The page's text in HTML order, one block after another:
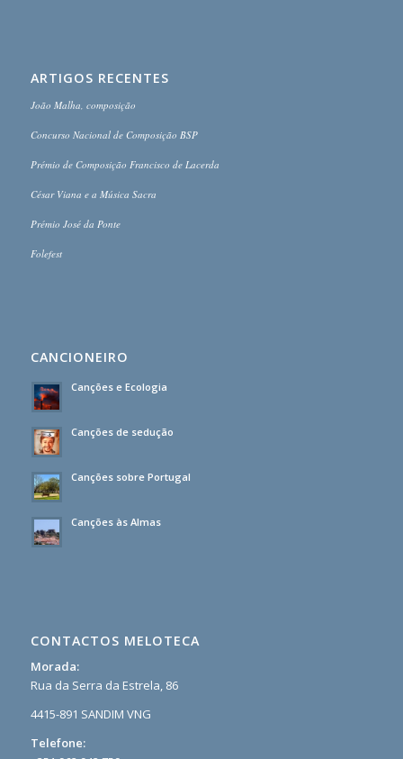
ARTIGOS RECENTES
João Malha, composição
Concurso Nacional de Composição BSP
Prémio de Composição Francisco de Lacerda
César Viana e a Música Sacra
Prémio José da Ponte
Folefest
CANCIONEIRO
Canções e Ecologia
Canções de sedução
Canções sobre Portugal
Canções às Almas
CONTACTOS MELOTECA
Morada:
Rua da Serra da Estrela, 86
4415-891 SANDIM VNG
Telefone: